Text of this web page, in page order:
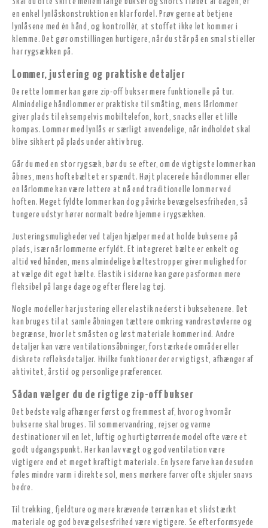
Skal du ofte skifte mellem lange bukser og shorts i løbet af dagen, er
en enkel lynlåskonstruktion en klar fordel. Prøv gerne at betjene
lynlåsene med én hånd, og kontrollér, at stoffet ikke let kommer i
klemme. Det gør omstillingen hurtigere, når du står på en smal sti eller
har rygsækken på.
Lommer, justering og praktiske detaljer
De rette lommer kan gøre zip-off bukser mere funktionelle på tur.
Almindelige håndlommer er praktiske til småting, mens lårlommer
giver plads til eksempelvis mobiltelefon, kort, snacks eller et lille
kompas. Lommer med lynlås er særligt anvendelige, når indholdet skal
blive sikkert på plads under aktiv brug.
Går du med en stor rygsæk, bør du se efter, om de vigtigste lommer kan
åbnes, mens hoftebæltet er spændt. Højt placerede håndlommer eller
en lårlomme kan være lettere at nå end traditionelle lommer ved
hoften. Meget fyldte lommer kan dog påvirke bevægelsesfriheden, så
tungere udstyr hører normalt bedre hjemme i rygsækken.
Justeringsmuligheder ved taljen hjælper med at holde bukserne på
plads, især når lommerne er fyldt. Et integreret bælte er enkelt og
altid ved hånden, mens almindelige bæltestropper giver mulighed for
at vælge dit eget bælte. Elastik i siderne kan gøre pasformen mere
fleksibel på lange dage og efter flere lag tøj.
Nogle modeller har justering eller elastik nederst i buksebenene. Det
kan bruges til at samle åbningen tættere omkring vandrestøvlerne og
begrænse, hvor let småsten og løst materiale kommer ind. Andre
detaljer kan være ventilationsåbninger, forstærkede områder eller
diskrete refleksdetaljer. Hvilke funktioner der er vigtigst, afhænger af
aktivitet, årstid og personlige præferencer.
Sådan vælger du de rigtige zip-off bukser
Det bedste valg afhænger først og fremmest af, hvor og hvornår
bukserne skal bruges. Til sommervandring, rejser og varme
destinationer vil en let, luftig og hurtigtørrende model ofte være et
godt udgangspunkt. Her kan lav vægt og god ventilation være
vigtigere end et meget kraftigt materiale. En lysere farve kan desuden
føles mindre varm i direkte sol, mens mørkere farver ofte skjuler snavs
bedre.
Til trekking, fjeldture og mere krævende terræn kan et slidstærkt
materiale og god bevægelsesfrihed være vigtigere. Se efter formsyede